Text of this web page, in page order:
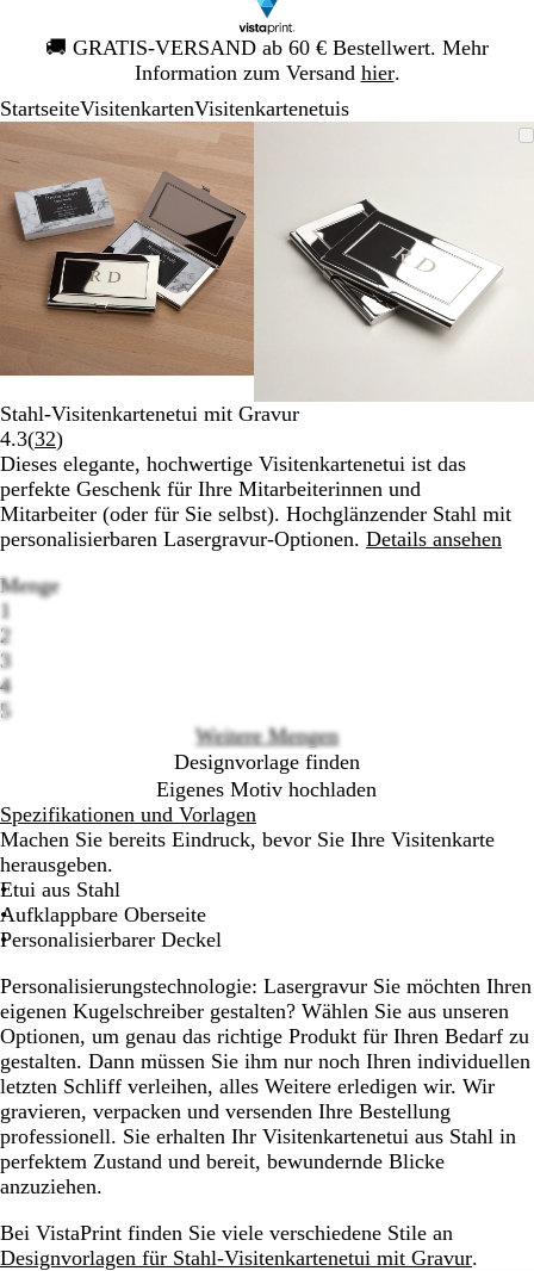
🚚 GRATIS-VERSAND ab 60 € Bestellwert. Mehr
Information zum Versand hier.
Galeriebild
1
StartseiteVisitenkartenVisitenkartenetuis
Vergrößer-/verkleinerbares
Zoom
Minimum
Klicken
Vergrößern
Verwenden
Tasten
+
und
zum
Zoomen
und
die
Pfeiltasten
Schwenken.
Vergrößer-/
+
und
-
zum
Zoomen
Pfeiltasten
Schwenken.
Galeriebild
1
Stahl-Visitenkartenetui mit Gravur
4.3(32Bewertungen
32
lesen
)
Dieses elegante, hochwertige Visitenkartenetui ist das
perfekte Geschenk für Ihre Mitarbeiterinnen und
Mitarbeiter (oder für Sie selbst). Hochglänzender Stahl mit
personalisierbaren Lasergravur-Optionen. Details ansehen
Menge
1
2
3
4
5
Weitere Mengen
Designvorlage finden
Eigenes Motiv hochladen
Spezifikationen und Vorlagen
Machen Sie bereits Eindruck, bevor Sie Ihre Visitenkarte
herausgeben.
Etui aus Stahl
Aufklappbare Oberseite
Personalisierbarer Deckel
Personalisierungstechnologie: Lasergravur Sie möchten Ihren
eigenen Kugelschreiber gestalten? Wählen Sie aus unseren
Optionen, um genau das richtige Produkt für Ihren Bedarf zu
gestalten. Dann müssen Sie ihm nur noch Ihren individuellen
letzten Schliff verleihen, alles Weitere erledigen wir. Wir
gravieren, verpacken und versenden Ihre Bestellung
professionell. Sie erhalten Ihr Visitenkartenetui aus Stahl in
perfektem Zustand und bereit, bewundernde Blicke
anzuziehen.
Bei VistaPrint finden Sie viele verschiedene Stile an
Designvorlagen für Stahl-Visitenkartenetui mit Gravur.